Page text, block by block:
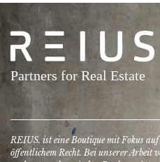
REIUS. ist eine Boutique mit Fokus
öffentlichem Recht. Bei unserer Arbeit